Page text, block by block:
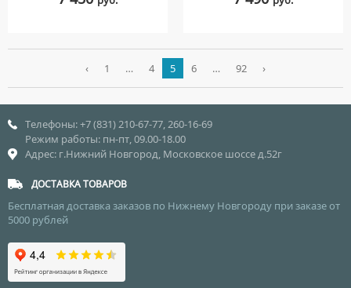
‹ 1 … 4 5 6 … 92 ›
Телефоны: +7 (831) 210-67-77, 260-16-69
Режим работы: пн-пт, 09.00-18.00
Адрес: г.Нижний Новгород, Московское шоссе д.52г
ДОСТАВКА ТОВАРОВ
Бесплатная доставка заказов по Нижнему Новгороду при заказе от
5000 рублей